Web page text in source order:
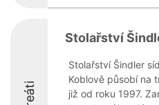
Stolařství
Stolařství Šindler
Koblově působí na
již od roku 1997.